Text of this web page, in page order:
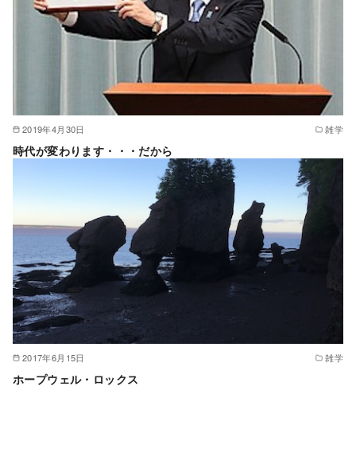
2019年4月30日 雑学
時代が変わります・・・だから
2017年6月15日 雑学
ホープウェル・ロックス